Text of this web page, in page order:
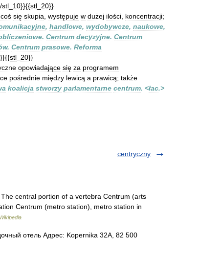
stl 10}}{{stl 20}}
coś się skupia występuje w dużej ilości koncentracji;
, handlowe, wydobywcze, naukowe,
. Centrum decyzyjne. Centrum
. Centrum prasowe. Reforma
}}{{stl 20}}
opowiadające się za programem
pośrednie między lewicą a prawicą; także
koalicja stworzy parlamentarne centrum. <łac.>
centryczny
central portion of a vertebra Centrum (arts
Centrum (metro station), metro station in
Wikipedia
отель Адрес: Kopernika 32A, 82 500